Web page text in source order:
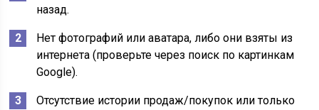
назад.
Нет фотографий или аватара, либо они взяты из
интернета (проверьте через поиск по картинкам
Google).
Отсутствие истории продаж/покупок или только